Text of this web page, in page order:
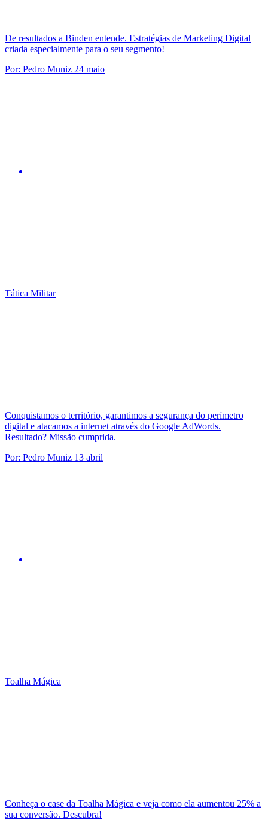
De resultados a Binden entende. Estratégias de Marketing Digital
criada especialmente para o seu segmento!
Por: Pedro Muniz 24 maio
Tática Militar
Conquistamos o território, garantimos a segurança do perímetro
digital e atacamos a internet através do Google AdWords.
Resultado? Missão cumprida.
Por: Pedro Muniz 13 abril
Toalha Mágica
Conheça o case da Toalha Mágica e veja como ela aumentou 25% a
sua conversão. Descubra!